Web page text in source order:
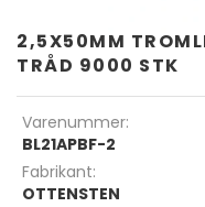
2,5X50MM
TRÅD 9000 STK
Varenummer:
BL21APBF-2
Fabrikant:
OTTENSTEN